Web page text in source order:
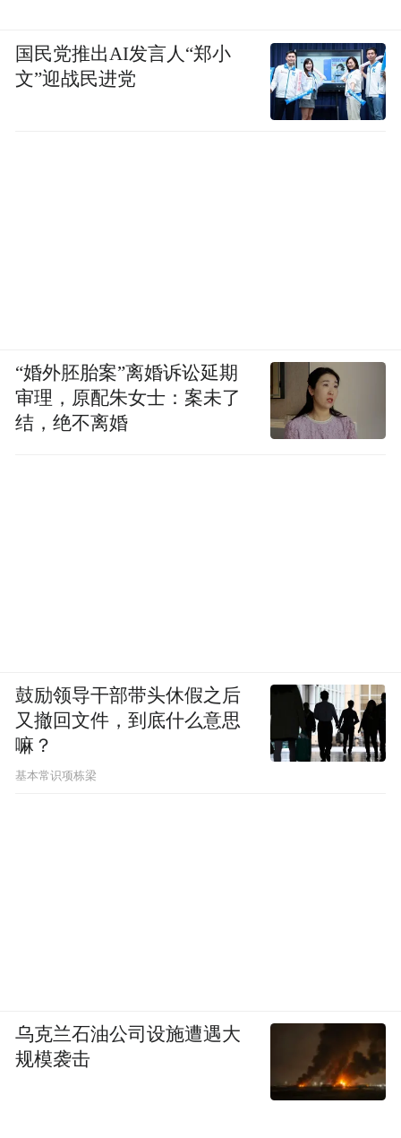
国民党推出AI发言人“郑小
文”迎战民进党
“婚外胚胎案”离婚诉讼延期
审理，原配朱女士：案未了
结，绝不离婚
鼓励领导干部带头休假之后
又撤回文件，到底什么意思
嘛？
基本常识项栋梁
乌克兰石油公司设施遭遇大
规模袭击